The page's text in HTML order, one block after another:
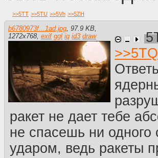
>>5TT >>5TU >>5Vh >>5ZH
b6780973f...1ad.jpg 97.9 KB
1272x768 exif ggl iq id3 draw
>>5TQ
ракет не дает тебе
не спасешь ни одного
ударом, ведь ракеты